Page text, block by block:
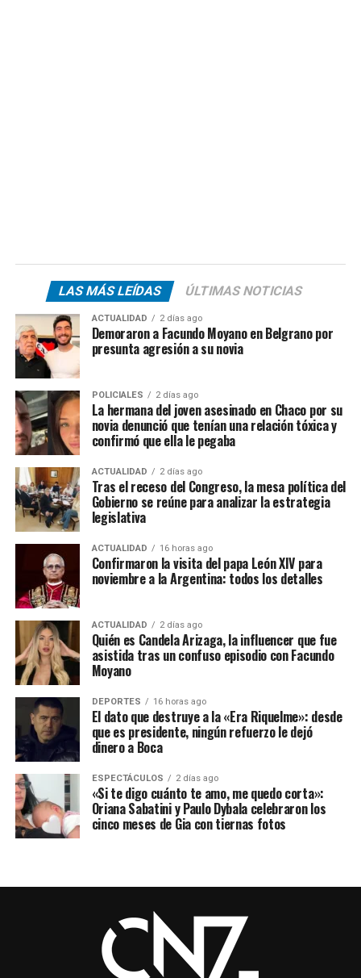
LAS MÁS LEÍDAS ÚLTIMAS NOTICIAS
ACTUALIDAD 2 días ago
Demoraron a Facundo Moyano en Belgrano por
presunta agresión a su novia
POLICIALES 2 días ago
La hermana del joven asesinado en Chaco por su
novia denunció que tenían una relación tóxica y
confirmó que ella le pegaba
ACTUALIDAD 2 días ago
Tras el receso del Congreso, la mesa política del
Gobierno se reúne para analizar la estrategia
legislativa
ACTUALIDAD 16 horas ago
Confirmaron la visita del papa León XIV para
noviembre a la Argentina: todos los detalles
ACTUALIDAD 2 días ago
Quién es Candela Arizaga, la influencer que fue
asistida tras un confuso episodio con Facundo
Moyano
DEPORTES 16 horas ago
El dato que destruye a la «Era Riquelme»: desde
que es presidente, ningún refuerzo le dejó
dinero a Boca
ESPECTÁCULOS 2 días ago
«Si te digo cuánto te amo, me quedo corta»:
Oriana Sabatini y Paulo Dybala celebraron los
cinco meses de Gia con tiernas fotos